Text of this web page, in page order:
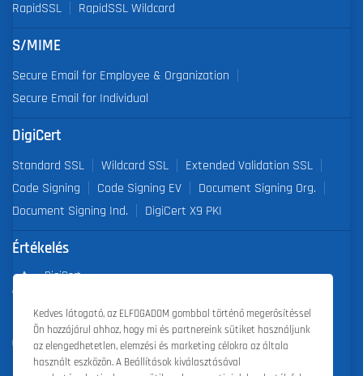
RapidSSL RapidSSL Wildcard
S/MIME
Secure Email for Employee & Organization
Secure Email for Individual
DigiCert
Standard SSL Wildcard SSL
Extended Validation SSL
Code Signing
Code Signing EV
Document Signing Org.
Document Signing Ind.
DigiCert X9 PKI
Értékelés
DigiCert
Outstanding Sales Performance Award 2018, 2019, 2020, 2021,
2022
Kedves látogató, az ELFOGADOM gombbal történő megerősítéssel
Ön hozzájárul ahhoz, hogy mi és partnereink sütiket használjunk
az elengedhetetlen, elemzési és marketing célokra az általa
használt eszközön. A Beállítások kiválasztásával